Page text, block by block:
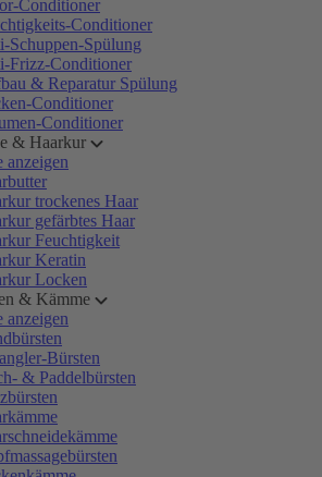
Conditioner
Conditioner
Schuppen-Spülung
Frizz-Conditioner
& Reparatur Spülung
Conditioner
Conditioner
& Haarkur
anzeigen
trockenes Haar
gefärbtes Haar
Feuchtigkeit
Keratin
Locken
& Kämme
anzeigen
Bürsten
& Paddelbürsten